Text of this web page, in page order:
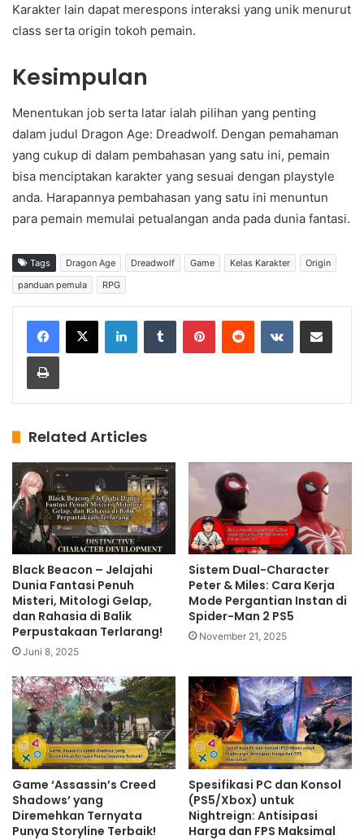
Karakter lain dapat merespons interaksi yang unik menurut
class serta origin tokoh pemain.
Kesimpulan
Menentukan job serta latar ialah pilihan yang penting
dalam judul Dragon Age: Dreadwolf. Dengan pemahaman
yang cukup di dalam pembahasan yang satu ini, pemain
bisa menciptakan karakter yang sesuai dengan playstyle
anda. Harapannya pembahasan yang satu ini menuntun
para pemain memulai petualangan anda pada dunia fantasi.
Tags Dragon Age Dreadwolf Game Kelas Karakter
Origin
panduan pemula
RPG
Related Articles
Black Beacon – Jelajahi
Dunia Fantasi Penuh
Misteri, Mitologi Gelap,
dan Rahasia di Balik
Perpustakaan Terlarang!
Juni 8, 2025
Sistem Dual-Character
Peter & Miles: Cara Kerja
Mode Pergantian Instan di
Spider-Man 2 PS5
November 21, 2025
Game ‘Assassin’s Creed
Shadows’ yang
Diremehkan Ternyata
Punya Storyline Terbaik!
Spesifikasi PC dan Konsol
(PS5/Xbox) untuk
Nightreign: Antisipasi
Harga dan FPS Maksimal